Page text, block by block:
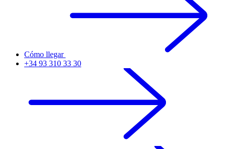
Cómo llegar
+34 93 310 33 30